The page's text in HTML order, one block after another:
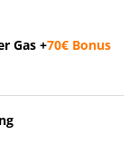
Gas +70€ Bonus